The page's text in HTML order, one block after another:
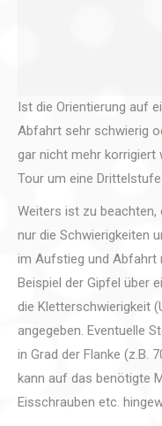
Ist die Orientierung auf
Abfahrt sehr schwierig
gar nicht mehr korrigiert
Tour um eine
Weiters ist zu beachten,
nur die Schwierigkeiten
im Aufstieg und Abfahrt
Beispiel der Gipfel über
die Kletterschwierigkeit
angegeben. Eventuelle
in Grad der Flanke (z.B.
kann auf das benötigte
Eisschrauben etc.